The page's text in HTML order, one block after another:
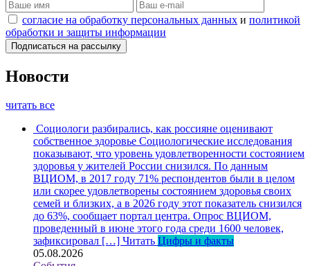
согласие на обработку персональных данных и политикой
обработки и защиты информации
Новости
читать все
Социологи разбирались, как россияне оценивают
собственное здоровье Социологические исследования
показывают, что уровень удовлетворенности состоянием
здоровья у жителей России снизился. По данным
ВЦИОМ, в 2017 году 71% респондентов были в целом
или скорее удовлетворены состоянием здоровья своих
семей и близких, а в 2026 году этот показатель снизился
до 63%, сообщает портал центра. Опрос ВЦИОМ,
проведенный в июне этого года среди 1600 человек,
зафиксировал […] Читать Цифры и факты
05.08.2026